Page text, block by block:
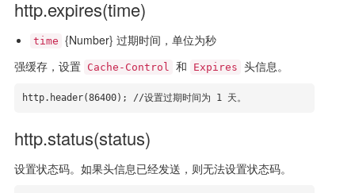
http.expires(time)
time {Number} 过期时间，单位为秒
强缓存，设置 Cache-Control 和 Expires 头信息。
http.header(86400); //设置过期时间为 1 天。
http.status(status)
设置状态码。如果头信息已经发送，则无法设置状态码。